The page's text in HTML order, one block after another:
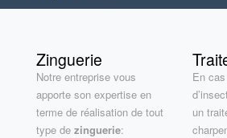
Zinguerie
Notre entreprise vous
apporte son expertise en
terme de réalisation de tout
type de zinguerie:
En
un